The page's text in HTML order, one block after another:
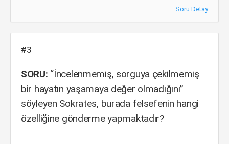
Soru Detay
#3
SORU: “İncelenmemiş, sorguya çekilmemiş
bir hayatın yaşamaya değer olmadığını”
söyleyen Sokrates, burada felsefenin hangi
özelliğine gönderme yapmaktadır?